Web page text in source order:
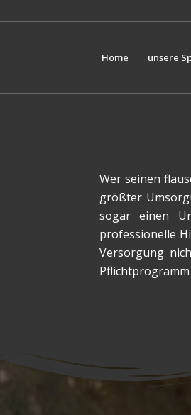
Home unsere
Wer seinen
größter
sogar einen
professionelle
Versorgung